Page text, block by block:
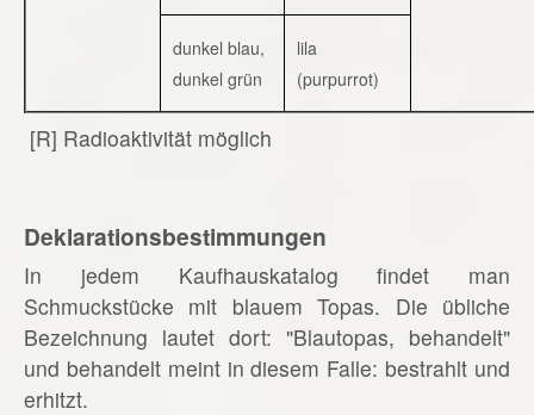
dunkel blau,
dunkel grün
lila
(purpurrot)
[R] Radioaktivität möglich
Deklarationsbestimmungen
In jedem Kaufhauskatalog findet man
Schmuckstücke mit blauem Topas. Die übliche
Bezeichnung lautet dort: "Blautopas, behandelt"
und behandelt meint in diesem Falle: bestrahlt und
erhitzt.